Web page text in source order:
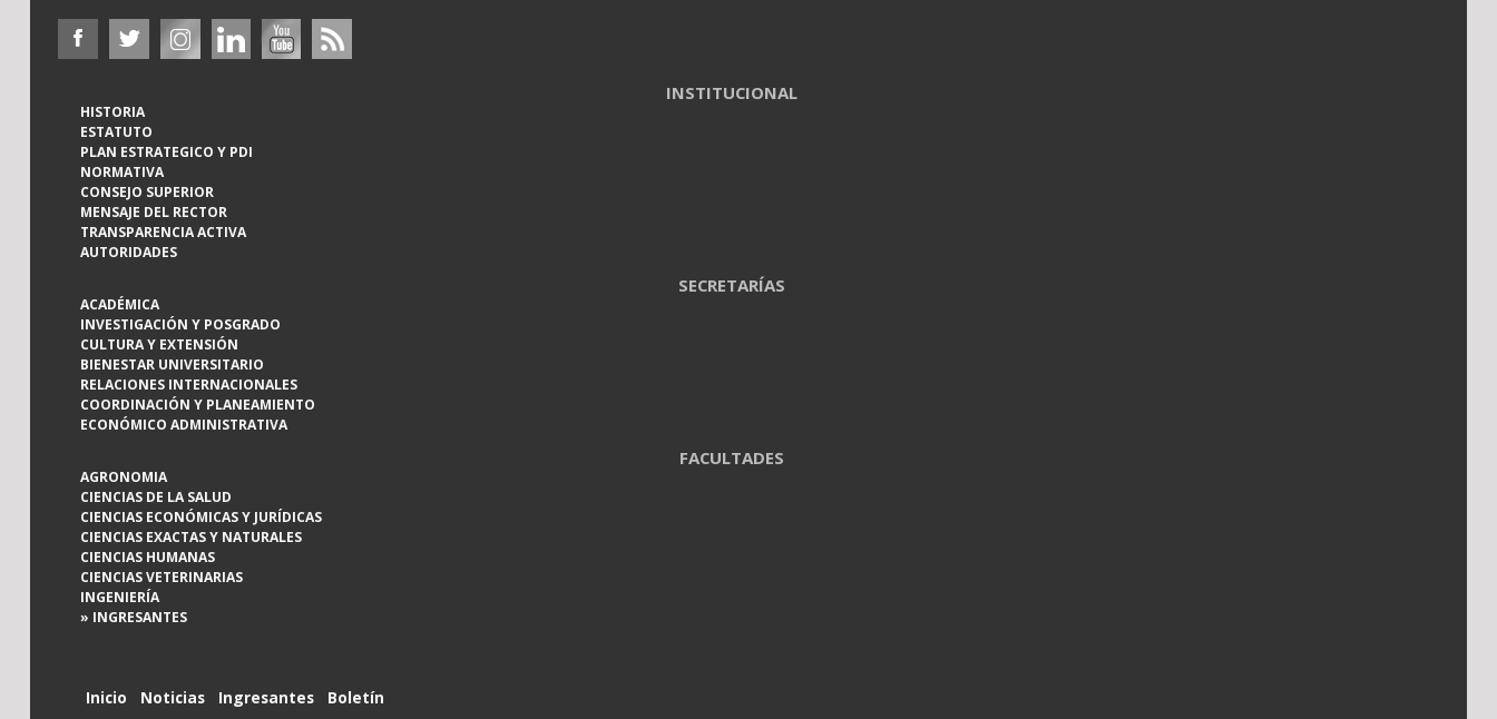
INSTITUCIONAL
HISTORIA
ESTATUTO
PLAN ESTRATEGICO Y PDI
NORMATIVA
CONSEJO SUPERIOR
MENSAJE DEL RECTOR
TRANSPARENCIA ACTIVA
AUTORIDADES
SECRETARÍAS
ACADÉMICA
INVESTIGACIÓN Y POSGRADO
CULTURA Y EXTENSIÓN
BIENESTAR UNIVERSITARIO
RELACIONES INTERNACIONALES
COORDINACIÓN Y PLANEAMIENTO
ECONÓMICO ADMINISTRATIVA
FACULTADES
AGRONOMIA
CIENCIAS DE LA SALUD
CIENCIAS ECONÓMICAS Y JURÍDICAS
CIENCIAS EXACTAS Y NATURALES
CIENCIAS HUMANAS
CIENCIAS VETERINARIAS
INGENIERÍA
» INGRESANTES
Inicio Noticias Ingresantes Boletín